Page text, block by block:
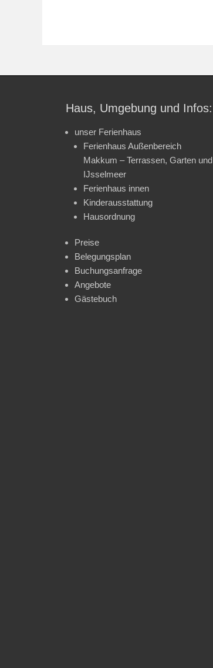
Haus, Umgebung und Infos:
unser Ferienhaus
Ferienhaus Außenbereich
Makkum – Terrassen, Garten und
IJsselmeer
Ferienhaus innen
Kinderausstattung
Hausordnung
Preise
Belegungsplan
Buchungsanfrage
Angebote
Gästebuch